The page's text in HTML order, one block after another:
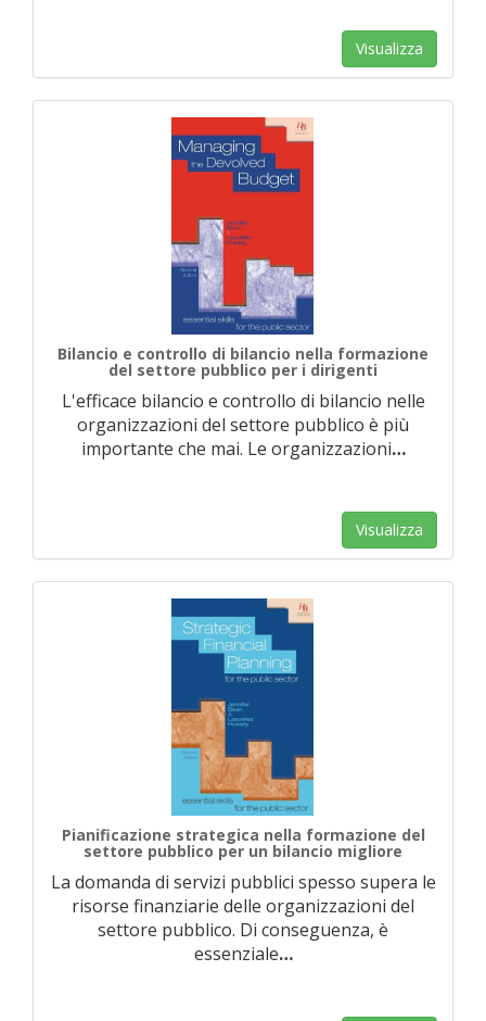
Visualizza
Bilancio e controllo di bilancio nella formazione
del settore pubblico per i dirigenti
L'efficace bilancio e controllo di bilancio nelle
organizzazioni del settore pubblico è più
importante che mai. Le organizzazioni…
Visualizza
Pianificazione strategica nella formazione del
settore pubblico per un bilancio migliore
La domanda di servizi pubblici spesso supera le
risorse finanziarie delle organizzazioni del
settore pubblico. Di conseguenza, è
essenziale…